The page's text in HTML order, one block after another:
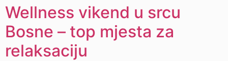
Wellness vikend u srcu
Bosne – top mjesta za
relaksaciju